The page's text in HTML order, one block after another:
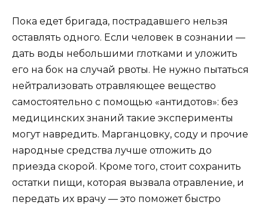
Пока едет бригада, пострадавшего нельзя
оставлять одного. Если человек в сознании —
дать воды небольшими глотками и уложить
его на бок на случай рвоты. Не нужно пытаться
нейтрализовать отравляющее вещество
самостоятельно с помощью «антидотов»: без
медицинских знаний такие эксперименты
могут навредить. Марганцовку, соду и прочие
народные средства лучше отложить до
приезда скорой. Кроме того, стоит сохранить
остатки пищи, которая вызвала отравление, и
передать их врачу — это поможет быстро